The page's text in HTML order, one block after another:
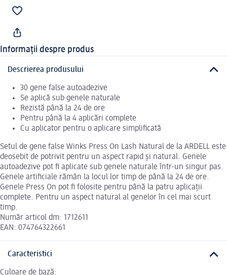
Informații despre produs
Descrierea produsului
30 gene false autoadezive
Se aplică sub genele naturale
Rezistă până la 24 de ore
Pentru până la 4 aplicări complete
Cu aplicator pentru o aplicare simplificată
Setul de gene false Winks Press On Lash Natural de la ARDELL este
deosebit de potrivit pentru un aspect rapid și natural. Genele
autoadezive pot fi aplicate sub genele naturale într-un singur pas.
Genele artificiale rămân la locul lor timp de până la 24 de ore.
Genele Press On pot fi folosite pentru până la patru aplicații
complete. Pentru un aspect natural al genelor în cel mai scurt
timp.
Număr articol dm: 1712611
EAN: 074764322661
Caracteristici
Culoare de bază: